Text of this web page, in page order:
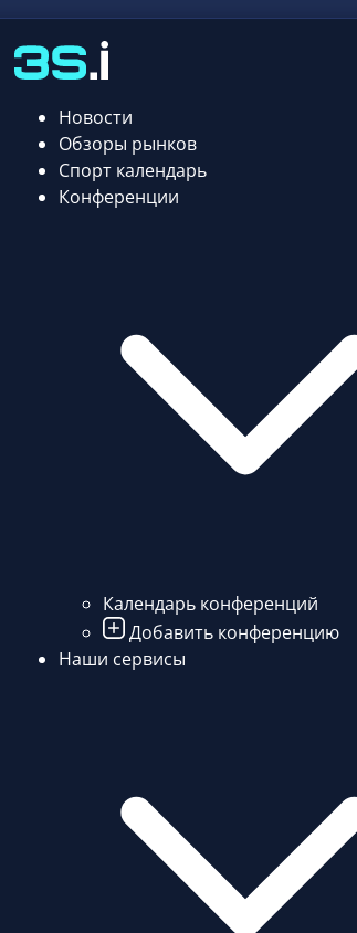
Новости
Обзоры рынков
Спорт календарь
Конференции
Календарь конференций
Добавить конференцию
Наши сервисы